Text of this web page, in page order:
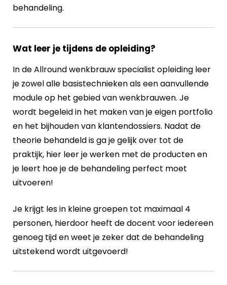
behandeling.
Wat leer je tijdens de opleiding?
In de Allround wenkbrauw specialist opleiding leer
je zowel alle basistechnieken als een aanvullende
module op het gebied van wenkbrauwen. Je
wordt begeleid in het maken van je eigen portfolio
en het bijhouden van klantendossiers. Nadat de
theorie behandeld is ga je gelijk over tot de
praktijk, hier leer je werken met de producten en
je leert hoe je de behandeling perfect moet
uitvoeren!
Je krijgt les in kleine groepen tot maximaal 4
personen, hierdoor heeft de docent voor iedereen
genoeg tijd en weet je zeker dat de behandeling
uitstekend wordt uitgevoerd!